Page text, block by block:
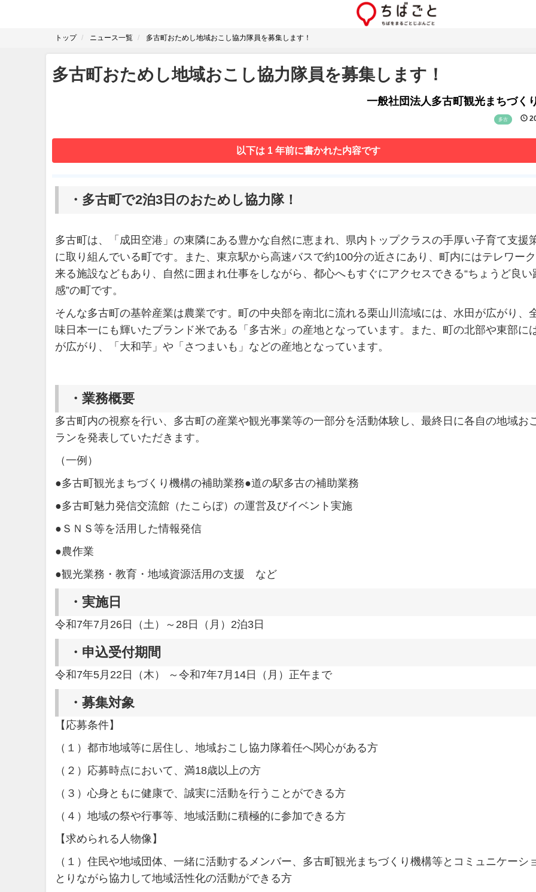
トップ ニュース一覧 多古町おためし地域おこし協力隊員を募集します！
多古町おためし地域おこし協力隊員を募集します！
一般社団法人多古町観光まちづく
多古
以下は 1 年前に書かれた内容です
・多古町で2泊3日のおためし協力隊！
多古町は、「成田空港」の東隣にある豊かな自然に恵まれ、県内トップクラスの手厚い子育て支援
に取り組んでいる町です。また、東京駅から高速バスで約100分の近さにあり、町内にはテレワー
来る施設などもあり、自然に囲まれ仕事をしながら、都心へもすぐにアクセスできる“ちょうど良い
感”の町です。
そんな多古町の基幹産業は農業です。町の中央部を南北に流れる栗山川流域には、水田が広がり、
味日本一にも輝いたブランド米である「多古米」の産地となっています。また、町の北部や東部に
が広がり、「大和芋」や「さつまいも」などの産地となっています。
・ 業務概要
多古町内の視察を行い、多古町の産業や観光事業等の一部分を活動体験し、最終日に各自の地域お
ランを発表していただきます。
（一例）
●多古町観光まちづくり機構の補助業務●道の駅多古の補助業務
●多古町魅力発信交流館（たこらぼ）の運営及びイベント実施
●ＳＮＳ等を活用した情報発信
●農作業
●観光業務・教育・地域資源活用の支援 など
・ 実施日
令和7年7月26日（土）～28日（月）2泊3日
・ 申込受付期間
令和7年5月22日（木） ～令和7年7月14日（月）正午まで
・ 募集対象
【応募条件】
（１）都市地域等に居住し、地域おこし協力隊着任へ関心がある方
（２）応募時点において、満18歳以上の方
（３）心身ともに健康で、誠実に活動を行うことができる方
（４）地域の祭や行事等、地域活動に積極的に参加できる方
【求められる人物像】
（１）住民や地域団体、一緒に活動するメンバー、多古町観光まちづくり機構等とコミュニケーシ
とりながら協力して地域活性化の活動ができる方